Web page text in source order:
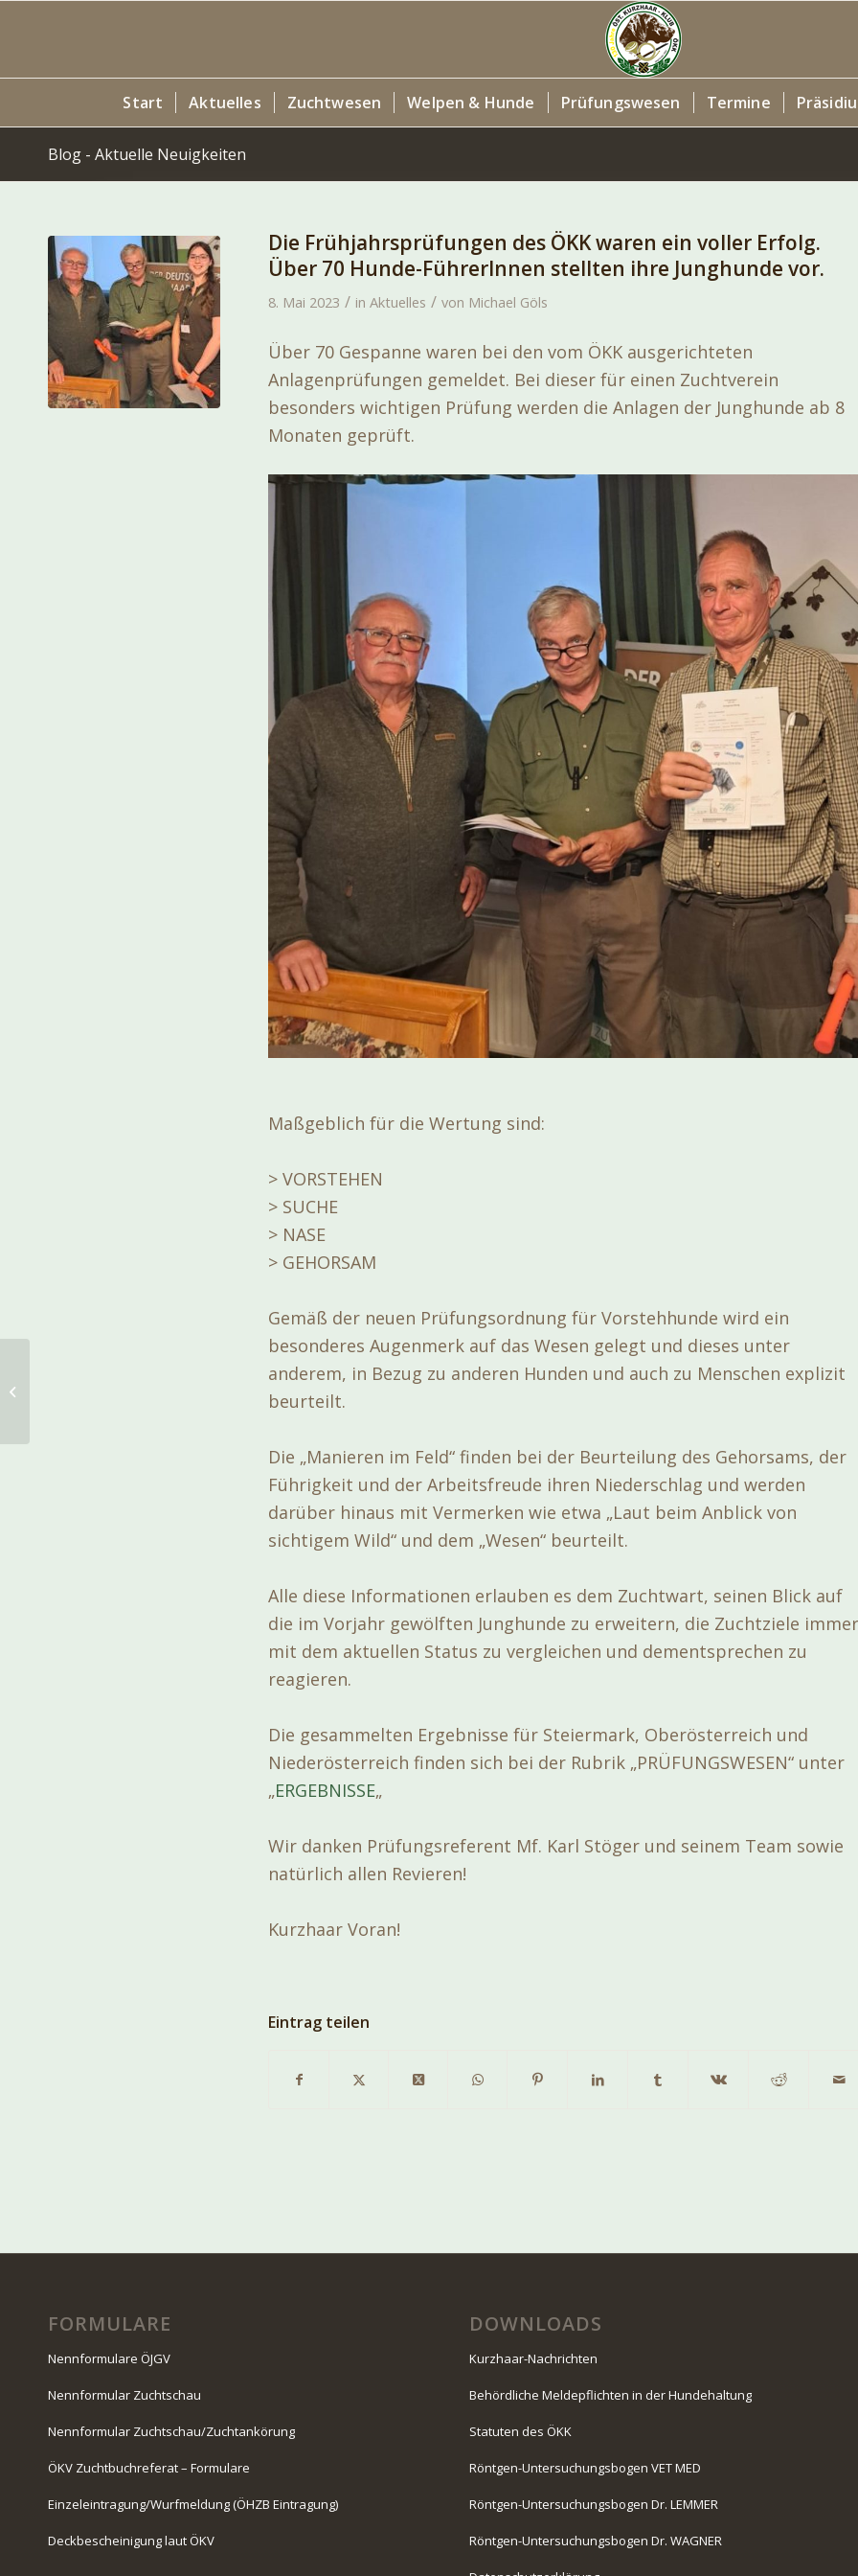
Start Aktuelles Zuchtwesen Welpen & Hunde Prüfungswesen Termine
Blog - Aktuelle Neuigkeiten
Die Frühjahrsprüfungen des ÖKK waren ein voller Erfolg.
Über 70 Hunde-FührerInnen stellten ihre Junghunde vor.
8. Mai 2023 / in Aktuelles / von Michael Göls
Über 70 Gespanne waren bei den vom ÖKK ausgerichteten
Anlagenprüfungen gemeldet. Bei dieser für einen Zuchtverein
besonders wichtigen Prüfung werden die Anlagen der Junghunde ab 8
Monaten geprüft.
Maßgeblich für die Wertung sind:
> VORSTEHEN
> SUCHE
> NASE
> GEHORSAM
Gemäß der neuen Prüfungsordnung für Vorstehhunde wird ein
besonderes Augenmerk auf das Wesen gelegt und dieses unter
anderem, in Bezug zu anderen Hunden und auch zu Menschen explizit
beurteilt.
Die „Manieren im Feld“ finden bei der Beurteilung des Gehorsams, der
Führigkeit und der Arbeitsfreude ihren Niederschlag und werden
darüber hinaus mit Vermerken wie etwa „Laut beim Anblick von
sichtigem Wild“ und dem „Wesen“ beurteilt.
Alle diese Informationen erlauben es dem Zuchtwart, seinen Blick auf
die im Vorjahr gewölften Junghunde zu erweitern, die Zuchtziele immer
mit dem aktuellen Status zu vergleichen und dementsprechen zu
reagieren.
Die gesammelten Ergebnisse für Steiermark, Oberösterreich und
Niederösterreich finden sich bei der Rubrik „PRÜFUNGSWESEN“ unter
„ERGEBNISSE„
Wir danken Prüfungsreferent Mf. Karl Stöger und seinem Team sowie
natürlich allen Revieren!
Kurzhaar Voran!
Eintrag teilen
FORMULARE
Nennformulare ÖJGV
Nennformular Zuchtschau
Nennformular Zuchtschau/Zuchtankörung
ÖKV Zuchtbuchreferat – Formulare
Einzeleintragung/Wurfmeldung (ÖHZB Eintragung)
Deckbescheinigung laut ÖKV
DOWNLOADS
Kurzhaar-Nachrichten
Behördliche Meldepflichten in der Hundehaltung
Statuten des ÖKK
Röntgen-Untersuchungsbogen VET MED
Röntgen-Untersuchungsbogen Dr. LEMMER
Röntgen-Untersuchungsbogen Dr. WAGNER